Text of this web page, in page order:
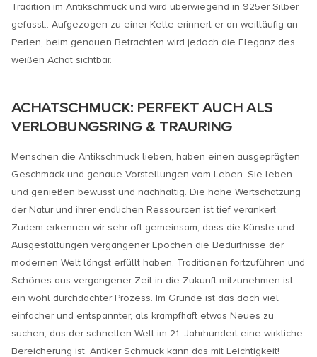
Tradition im Antikschmuck und wird überwiegend in 925er Silber
gefasst.. Aufgezogen zu einer Kette erinnert er an weitläufig an
Perlen, beim genauen Betrachten wird jedoch die Eleganz des
weißen Achat sichtbar.
ACHATSCHMUCK: PERFEKT AUCH ALS
VERLOBUNGSRING & TRAURING
Menschen die Antikschmuck lieben, haben einen ausgeprägten
Geschmack und genaue Vorstellungen vom Leben. Sie leben
und genießen bewusst und nachhaltig. Die hohe Wertschätzung
der Natur und ihrer endlichen Ressourcen ist tief verankert.
Zudem erkennen wir sehr oft gemeinsam, dass die Künste und
Ausgestaltungen vergangener Epochen die Bedürfnisse der
modernen Welt längst erfüllt haben. Traditionen fortzuführen und
Schönes aus vergangener Zeit in die Zukunft mitzunehmen ist
ein wohl durchdachter Prozess. Im Grunde ist das doch viel
einfacher und entspannter, als krampfhaft etwas Neues zu
suchen, das der schnellen Welt im 21. Jahrhundert eine wirkliche
Bereicherung ist. Antiker Schmuck kann das mit Leichtigkeit!